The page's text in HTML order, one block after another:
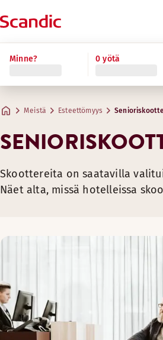
Minne? 0 yötä
Meistä Esteettömyys
Skoottereita on saatavilla
Näet alta, missä hotelleissa